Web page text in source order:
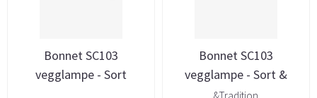
Bonnet SC103
vegglampe - Sort
Bonnet SC103
vegglampe - Sort &
Bronse